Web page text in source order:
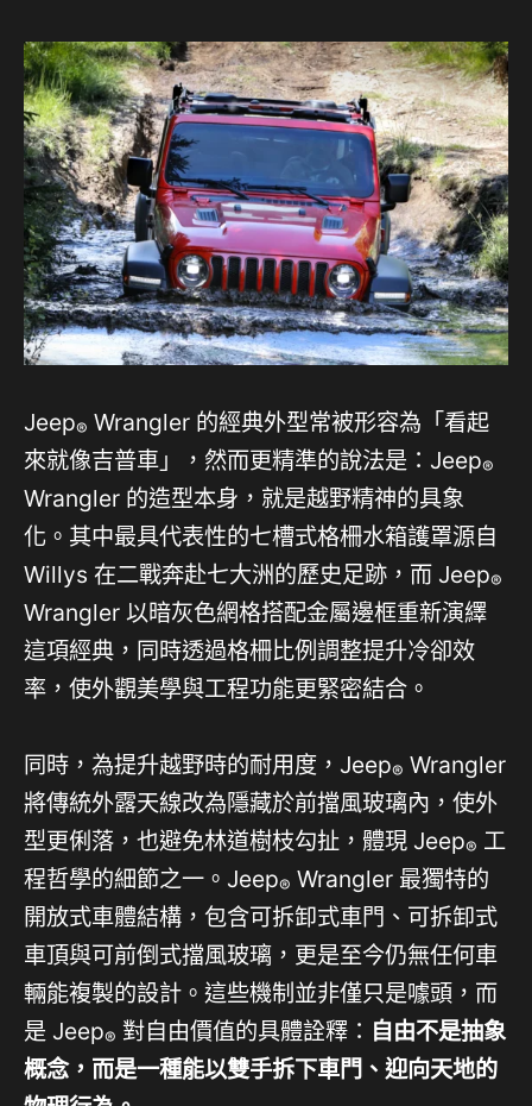
Jeep® Wrangler 的經典外型常被形容為「看起
來就像吉普車」，然而更精準的說法是：Jeep®
Wrangler 的造型本身，就是越野精神的具象
化。其中最具代表性的七槽式格柵水箱護罩源自
Willys 在二戰奔赴七大洲的歷史足跡，而 Jeep®
Wrangler 以暗灰色網格搭配金屬邊框重新演繹
這項經典，同時透過格柵比例調整提升冷卻效
率，使外觀美學與工程功能更緊密結合。
同時，為提升越野時的耐用度，Jeep® Wrangler
將傳統外露天線改為隱藏於前擋風玻璃內，使外
型更俐落，也避免林道樹枝勾扯，體現 Jeep® 工
程哲學的細節之一。Jeep® Wrangler 最獨特的
開放式車體結構，包含可拆卸式車門、可拆卸式
車頂與可前倒式擋風玻璃，更是至今仍無任何車
輛能複製的設計。這些機制並非僅只是噱頭，而
是 Jeep® 對自由價值的具體詮釋： 自由不是抽象
概念，而是一種能以雙手拆下車門、迎向天地的